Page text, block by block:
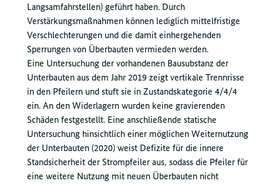
Langsamfahrstellen) geführt haben. Durch
Verstärkungsmaßnahmen können lediglich mittelfristige
Verschlechterungen und die damit einhergehenden
Sperrungen von Überbauten vermieden werden.
Eine Untersuchung der vorhandenen Bausubstanz der
Unterbauten aus dem Jahr 2019 zeigt vertikale Trennrisse
in den Pfeilern und stuft sie in Zustandskategorie 4/4/4
ein. An den Widerlagern wurden keine gravierenden
Schäden festgestellt. Eine anschließende statische
Untersuchung hinsichtlich einer möglichen Weiternutzung
der Unterbauten (2020) weist Defizite für die innere
Standsicherheit der Strompfeiler aus, sodass die Pfeiler für
eine weitere Nutzung mit neuen Überbauten nicht